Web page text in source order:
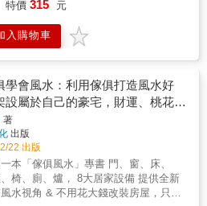
實
傢
，你要知道
開直接看見臥室房門，
的左邊放高的櫃子，能使男
前方會直接面對窗戶，
地的爛桃花！ 書桌後面如果有走
，會讓小孩讀書時心神不寧！ 座位的
果有L 型轉角，就可以藏風納氣！ &
詹惟中，用最清楚的文字，呈現專業
水，讓你透過家具，為自己的財運、
特價 315 元
入購物車
學會風水：利用傢俱打造風水好
設屬於自己的豪宅，財運、桃花、
健康，各種好運樣樣來！
著
出版
22 出版
「傢俱風水」專書 門、窗、床、
椅、廁、爐， 8大居家設備 提供全新
用花大錢改裝房屋，只要